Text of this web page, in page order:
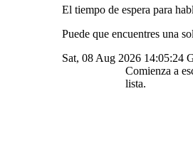
El tiempo de espera para
Puede que encuentres una
Sat, 08 Aug 2026 14:05:24
Comienza a
lista.